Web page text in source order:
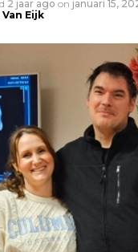
2 jaar ago on januari 15,
Van Eijk